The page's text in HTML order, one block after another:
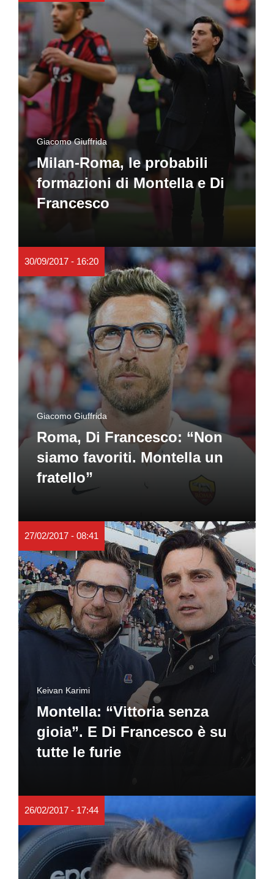
Giacomo Giuffrida
Milan-Roma, le probabili
formazioni di Montella e Di
Francesco
30/09/2017 - 16:20
Giacomo Giuffrida
Roma, Di Francesco: “Non
siamo favoriti. Montella un
fratello”
27/02/2017 - 08:41
Keivan Karimi
Montella: “Vittoria senza
gioia”. E Di Francesco è su
tutte le furie
26/02/2017 - 17:44